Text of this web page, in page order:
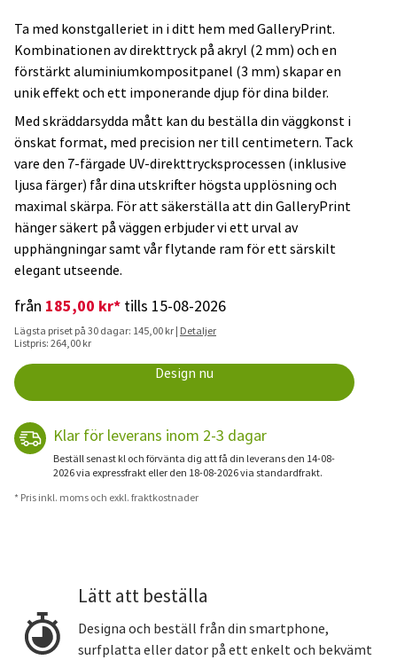
Ta med konstgalleriet in i ditt hem med GalleryPrint.
Kombinationen av direkttryck på akryl (2 mm) och en
förstärkt aluminiumkompositpanel (3 mm) skapar en
unik effekt och ett imponerande djup för dina bilder.
Med skräddarsydda mått kan du beställa din väggkonst i
önskat format, med precision ner till centimetern. Tack
vare den 7-färgade UV-direkttrycksprocessen (inklusive
ljusa färger) får dina utskrifter högsta upplösning och
maximal skärpa. För att säkerställa att din GalleryPrint
hänger säkert på väggen erbjuder vi ett urval av
upphängningar samt vår flytande ram för ett särskilt
elegant utseende.
från 185,00 kr* tills 15-08-2026
Lägsta priset på 30 dagar: 145,00 kr | Detaljer
Listpris: 264,00 kr
Design nu
Klar för leverans inom 2-3 dagar
Beställ senast kl och förvänta dig att få din leverans den 14-08-
2026 via expressfrakt eller den 18-08-2026 via standardfrakt.
* Pris inkl. moms och exkl. fraktkostnader
Lätt att beställa
Designa och beställ från din smartphone,
surfplatta eller dator på ett enkelt och bekvämt